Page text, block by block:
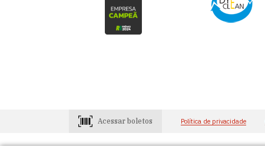
Acessar boletos Política de privacidade